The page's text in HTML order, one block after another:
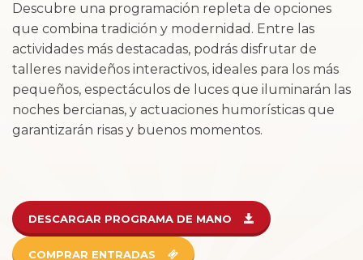
Descubre una programación repleta de opciones
que combina tradición y modernidad. Entre las
actividades más destacadas, podrás disfrutar de
talleres navideños interactivos, ideales para los más
pequeños, espectáculos de luces que iluminarán las
noches bercianas, y actuaciones humorísticas que
garantizarán risas y buenos momentos.
DESCARGAR PROGRAMA DE MANO
COMPRAR ENTRADAS